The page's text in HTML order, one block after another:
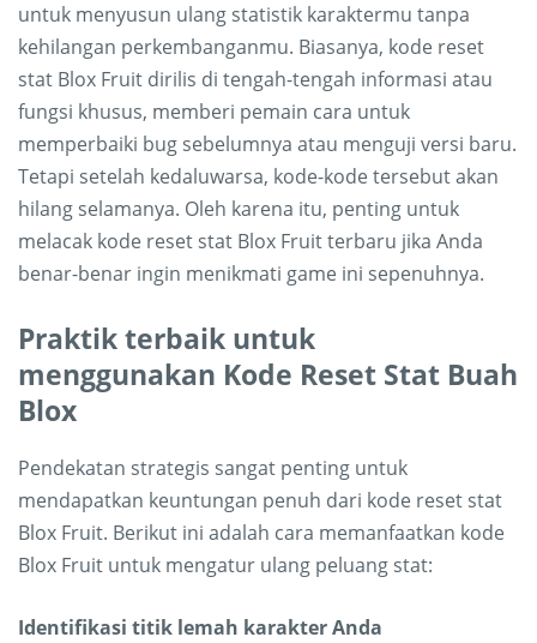
untuk menyusun ulang statistik karaktermu tanpa
kehilangan perkembanganmu. Biasanya, kode reset
stat Blox Fruit dirilis di tengah-tengah informasi atau
fungsi khusus, memberi pemain cara untuk
memperbaiki bug sebelumnya atau menguji versi baru.
Tetapi setelah kedaluwarsa, kode-kode tersebut akan
hilang selamanya. Oleh karena itu, penting untuk
melacak kode reset stat Blox Fruit terbaru jika Anda
benar-benar ingin menikmati game ini sepenuhnya.
Praktik terbaik untuk
menggunakan Kode Reset Stat Buah
Blox
Pendekatan strategis sangat penting untuk
mendapatkan keuntungan penuh dari kode reset stat
Blox Fruit. Berikut ini adalah cara memanfaatkan kode
Blox Fruit untuk mengatur ulang peluang stat:
Identifikasi titik lemah karakter Anda